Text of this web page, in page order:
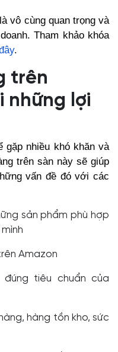
vô cùng quan trọng và
Tham khảo khóa
.
trên
những lợi
gặp nhiều khó khăn và
trên sàn này sẽ giúp
vấn đề đó với các
sản phẩm phù hợp
Amazon
tiêu chuẩn của
hàng tồn kho, sức